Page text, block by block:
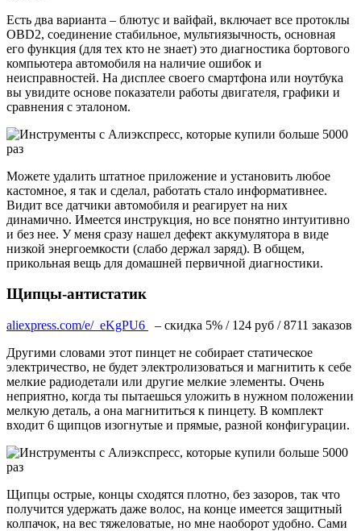
Есть два варианта – блютус и вайфай, включает все протоклы
OBD2, соединение стабильное, мультиязычность, основная
его функция (для тех кто не знает) это диагностика бортового
компьютера автомобиля на наличие ошибок и
неисправностей. На дисплее своего смартфона или ноутбука
вы увидите основе показатели работы двигателя, графики и
сравнения с эталоном.
Можете удалить штатное приложение и установить любое
кастомное, я так и сделал, работать стало информативнее.
Видит все датчики автомобиля и реагирует на них
динамично. Имеется инструкция, но все понятно интуитивно
и без нее. У меня сразу нашел дефект аккумулятора в виде
низкой энергоемкости (слабо держал заряд). В общем,
прикольная вещь для домашней первичной диагностики.
Щипцы-антистатик
aliexpress.com/e/_eKgPU6
– скидка 5% / 124 руб / 8711 заказов
Другими словами этот пинцет не собирает статическое
электричество, не будет электролизоваться и магнитить к себе
мелкие радиодетали или другие мелкие элементы. Очень
неприятно, когда ты пытаешься уложить в нужном положении
мелкую деталь, а она магнититься к пинцету. В комплект
входит 6 щипцов изогнутые и прямые, разной конфигурации.
Щипцы острые, концы сходятся плотно, без зазоров, так что
получится удержать даже волос, на конце имеется защитный
колпачок, на вес тяжеловатые, но мне наоборот удобно. Сами